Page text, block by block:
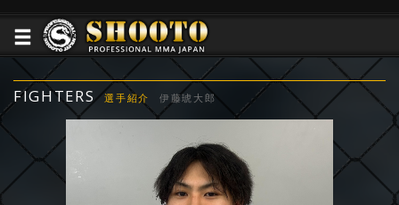
FIGHTERS 選手紹介 伊藤琥大郎